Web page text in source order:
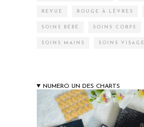
REVUE ROUGE À LÈVRES
SOINS BÉBÉ SOINS CORPS
SOINS MAINS SOINS VISAGE
NUMERO UN DES CHARTS